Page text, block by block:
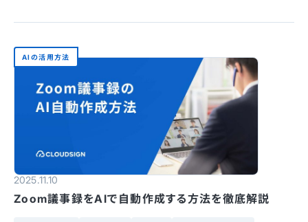
AIの活用方法
2025.11.10
Zoom議事録をAIで自動作成する方法を徹底解説